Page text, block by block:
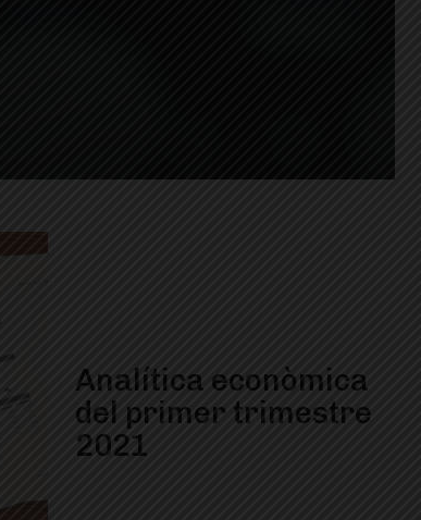
Analítica econòmica
del primer trimestre
2021